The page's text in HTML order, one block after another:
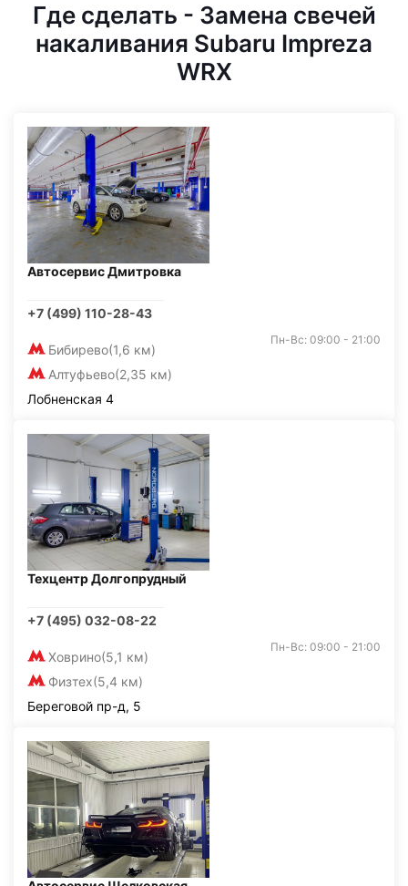
Где сделать - Замена свечей
накаливания Subaru Impreza
WRX
Автосервис Дмитровка
+7 (499) 110-28-43
Бибирево(1,6 км)
Алтуфьево(2,35 км)
Пн-Вс: 09:00 - 21:00
Лобненская 4
Техцентр Долгопрудный
+7 (495) 032-08-22
Ховрино(5,1 км)
Физтех(5,4 км)
Пн-Вс: 09:00 - 21:00
Береговой пр-д, 5